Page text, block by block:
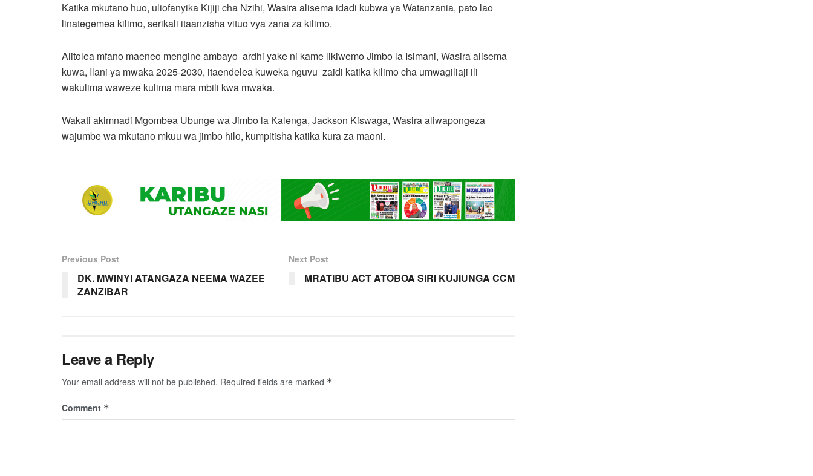
Katika mkutano huo, uliofanyika Kijiji cha Nzihi, Wasira alisema idadi kubwa ya Watanzania, pato lao
linategemea kilimo, serikali itaanzisha vituo vya zana za kilimo.
Alitolea mfano maeneo mengine ambayo ardhi yake ni kame likiwemo Jimbo la Isimani, Wasira alisema
kuwa, Ilani ya mwaka 2025-2030, itaendelea kuweka nguvu zaidi katika kilimo cha umwagiliaji ili
wakulima waweze kulima mara mbili kwa mwaka.
Wakati akimnadi Mgombea Ubunge wa Jimbo la Kalenga, Jackson Kiswaga, Wasira aliwapongeza
wajumbe wa mkutano mkuu wa jimbo hilo, kumpitisha katika kura za maoni.
Previous Post
DK. MWINYI ATANGAZA NEEMA WAZEE
ZANZIBAR
Next Post
MRATIBU ACT ATOBOA SIRI KUJIUNGA CCM
Leave a Reply
Your email address will not be published. Required fields are marked *
Comment *